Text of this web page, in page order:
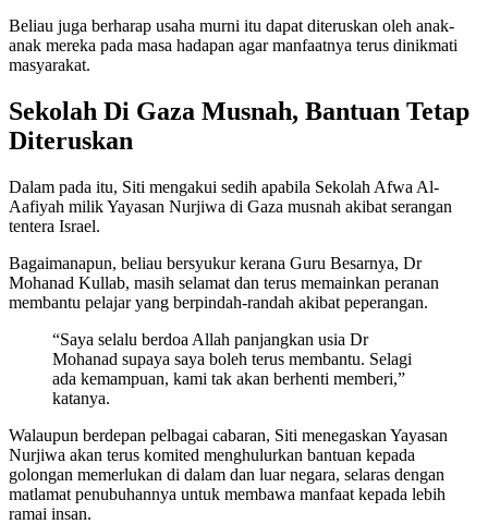
Beliau juga berharap usaha murni itu dapat diteruskan oleh anak-
anak mereka pada masa hadapan agar manfaatnya terus dinikmati
masyarakat.
Sekolah Di Gaza Musnah, Bantuan Tetap
Diteruskan
Dalam pada itu, Siti mengakui sedih apabila Sekolah Afwa Al-
Aafiyah milik Yayasan Nurjiwa di Gaza musnah akibat serangan
tentera Israel.
Bagaimanapun, beliau bersyukur kerana Guru Besarnya, Dr
Mohanad Kullab, masih selamat dan terus memainkan peranan
membantu pelajar yang berpindah-randah akibat peperangan.
“Saya selalu berdoa Allah panjangkan usia Dr
Mohanad supaya saya boleh terus membantu. Selagi
ada kemampuan, kami tak akan berhenti memberi,”
katanya.
Walaupun berdepan pelbagai cabaran, Siti menegaskan Yayasan
Nurjiwa akan terus komited menghulurkan bantuan kepada
golongan memerlukan di dalam dan luar negara, selaras dengan
matlamat penubuhannya untuk membawa manfaat kepada lebih
ramai insan.